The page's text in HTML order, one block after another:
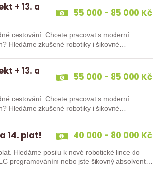
+ 13. a
55 000 - 85 000 Kč
pracovat s moderní
+ 13. a
55 000 - 85 000 Kč
pracovat s moderní
14. plat! 40 000 - 80 000 Kč
do
zkušenosti s PLC programováním nebo jste šikovný absolvent…